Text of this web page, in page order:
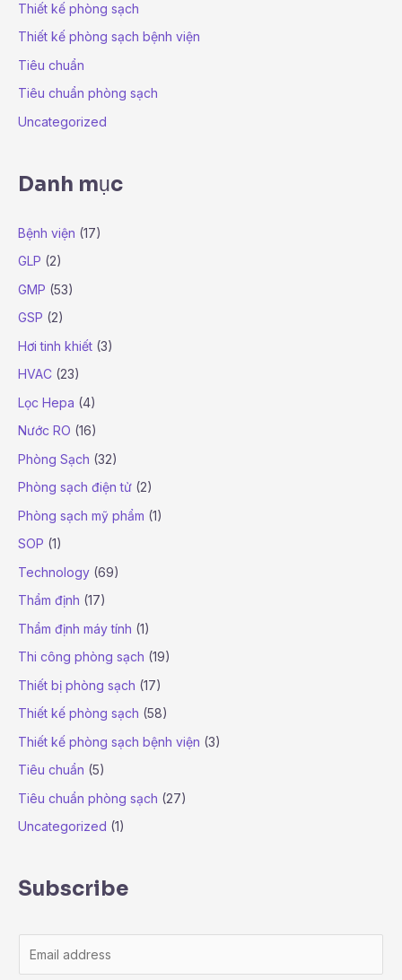
Thiết kế phòng sạch
Thiết kế phòng sạch bệnh viện
Tiêu chuẩn
Tiêu chuẩn phòng sạch
Uncategorized
Danh mục
Bệnh viện (17)
GLP (2)
GMP (53)
GSP (2)
Hơi tinh khiết (3)
HVAC (23)
Lọc Hepa (4)
Nước RO (16)
Phòng Sạch (32)
Phòng sạch điện tử (2)
Phòng sạch mỹ phẩm (1)
SOP (1)
Technology (69)
Thẩm định (17)
Thẩm định máy tính (1)
Thi công phòng sạch (19)
Thiết bị phòng sạch (17)
Thiết kế phòng sạch (58)
Thiết kế phòng sạch bệnh viện (3)
Tiêu chuẩn (5)
Tiêu chuẩn phòng sạch (27)
Uncategorized (1)
Subscribe
m